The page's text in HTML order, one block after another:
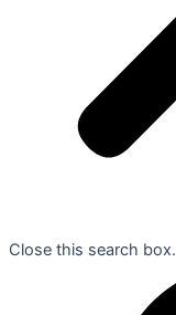
Close this search box.